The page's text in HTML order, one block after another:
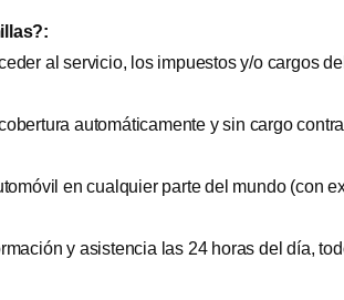
al servicio, los impuestos y/o cargos
automáticamente y sin cargo
en cualquier parte del mundo (con
y asistencia las 24 horas del día,